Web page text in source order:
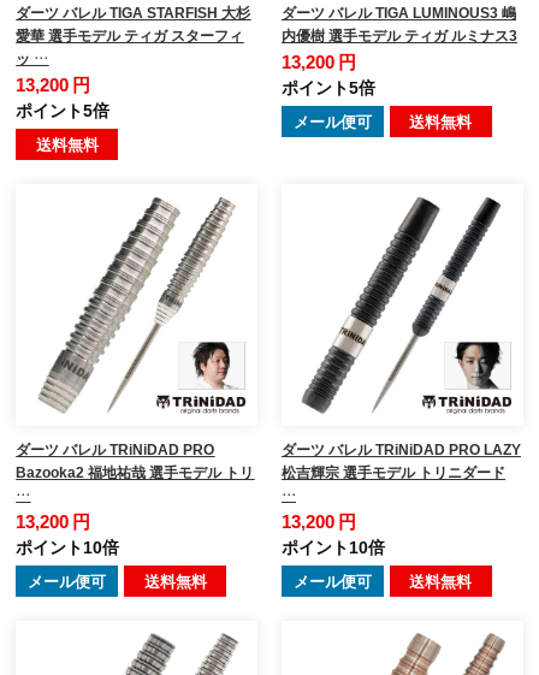
ダーツ バレル TIGA STARFISH 大杉
愛華 選手モデル ティガ スターフィ
ッ …
13,200 円
ポイント5倍
送料無料
ダーツ バレル TIGA LUMINOUS3 嶋
内優樹 選手モデル ティガ ルミナス3
13,200 円
ポイント5倍
メール便可 送料無料
ダーツ バレル TRiNiDAD PRO
Bazooka2 福地祐哉 選手モデル トリ
…
13,200 円
ポイント10倍
メール便可 送料無料
ダーツ バレル TRiNiDAD PRO LAZY
松吉輝宗 選手モデル トリニダード
…
13,200 円
ポイント10倍
メール便可 送料無料